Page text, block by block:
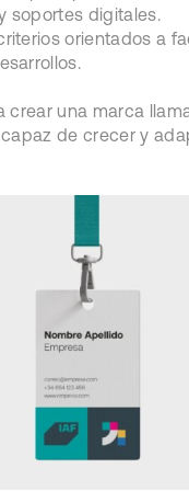
soportes digitales.
orientados a
crear una marca
de crecer y